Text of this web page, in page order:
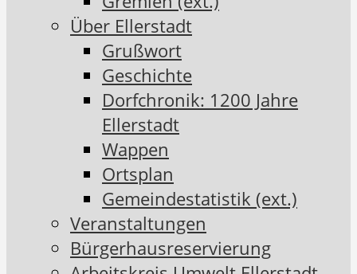
Über Ellerstadt
Grußwort
Geschichte
Dorfchronik: 1200 Jahre
Ellerstadt
Wappen
Ortsplan
Gemeindestatistik (ext.)
Veranstaltungen
Bürgerhausreservierung